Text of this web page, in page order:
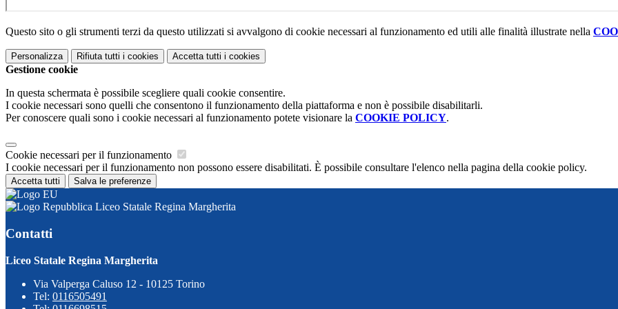
Questo sito o gli strumenti terzi da questo utilizzati si avvalgono di cookie necessari al funzionamento ed utili alle finalità illustrate nella
Personalizza Rifiuta tutti i cookies Accetta tutti i cookies
Gestione cookie
In questa schermata è possibile scegliere quali cookie consentire.
I cookie necessari sono quelli che consentono il funzionamento della piattaforma e non è possibile disabilitarli.
Per conoscere quali sono i cookie necessari al funzionamento potete visionare la COOKIE POLICY.
Cookie necessari per il funzionamento
I cookie necessari per il funzionamento non possono essere disabilitati. È possibile consultare l'elenco nella pagina della cookie policy.
Accetta tutti Salva le preferenze
Liceo Statale Regina Margherita
Contatti
Liceo Statale Regina Margherita
Via Valperga Caluso 12 - 10125 Torino
Tel: 0116505491